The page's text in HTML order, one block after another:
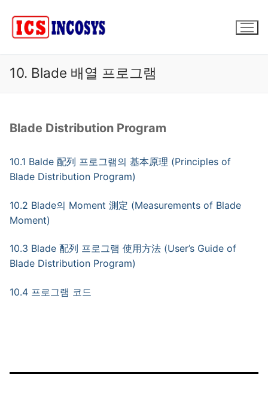
10. Blade 배열 프로그램
Blade Distribution Program
10.1 Balde 配列 프로그램의 基本原理 (Principles of
Blade Distribution Program)
10.2 Blade의 Moment 測定 (Measurements of Blade
Moment)
10.3 Blade 配列 프로그램 使用方法 (User’s Guide of
Blade Distribution Program)
10.4 프로그램 코드